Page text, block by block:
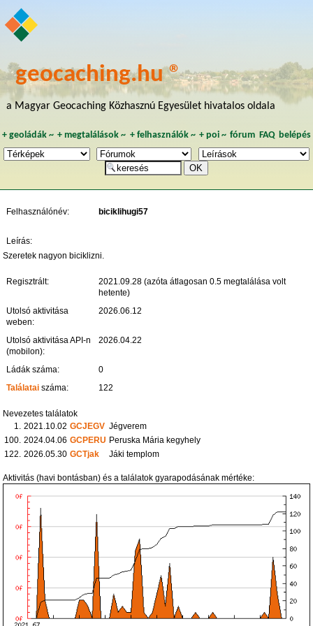
geocaching.hu ®
a Magyar Geocaching Közhasznú Egyesület hivatalos oldala
+ geoládák~ +megtalálások ~ + felhasználók~ + poi~ fórum FAQ belépés
Felhasználónév: biciklihugi57
Leírás:
Szeretek nagyon biciklizni.
Regisztrált:
2021.09.28 (azóta átlagosan 0.5 megtalálása volt
hetente)
Utolsó aktivitása
weben:
2026.06.12
Utolsó aktivitása API-n
(mobilon):
2026.04.22
Ládák száma:
0
Találatai száma: 122
Nevezetes találatok
1.
2021.10.02 GCJEGV Jégverem
100. 2024.04.06 GCPERU Peruska Mária kegyhely
122.
2026.05.30 GCTjak Jáki templom
Aktivitás (havi bontásban) és a találatok gyarapodásának mértéke: